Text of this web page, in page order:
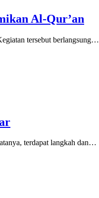
Al-Qur’an
tersebut berlangsung…
terdapat langkah dan…